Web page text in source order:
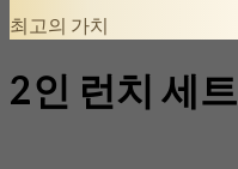
최고의 가치
2인 런치 세트